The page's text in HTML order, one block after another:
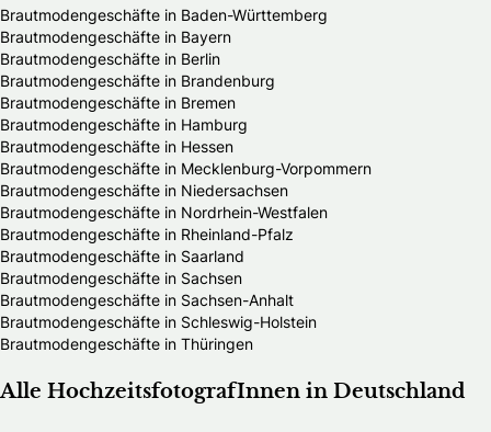
Brautmodengeschäfte in Baden-Württemberg
Brautmodengeschäfte in Bayern
Brautmodengeschäfte in Berlin
Brautmodengeschäfte in Brandenburg
Brautmodengeschäfte in Bremen
Brautmodengeschäfte in Hamburg
Brautmodengeschäfte in Hessen
Brautmodengeschäfte in Mecklenburg-Vorpommern
Brautmodengeschäfte in Niedersachsen
Brautmodengeschäfte in Nordrhein-Westfalen
Brautmodengeschäfte in Rheinland-Pfalz
Brautmodengeschäfte in Saarland
Brautmodengeschäfte in Sachsen
Brautmodengeschäfte in Sachsen-Anhalt
Brautmodengeschäfte in Schleswig-Holstein
Brautmodengeschäfte in Thüringen
Alle HochzeitsfotografInnen in Deutschland